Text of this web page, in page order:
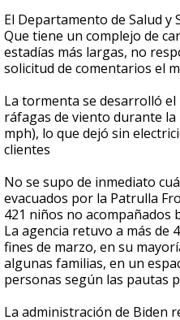
El Departamento de Salud y
Que tiene un complejo de
estadías más largas, no
solicitud de comentarios el
La tormenta se desarrolló
ráfagas de viento durante la
mph), lo que dejó sin
clientes
No se supo de inmediato
evacuados por la Patrulla
421 niños no acompañados
La agencia retuvo a más de
fines de marzo, en su
algunas familias, en un
personas según las pautas
La administración de Biden